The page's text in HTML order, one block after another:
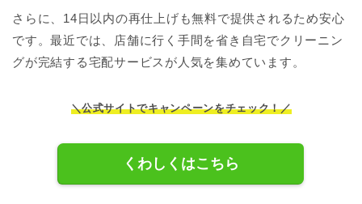
さらに、14日以内の再仕上げも無料で提供されるため安心
です。最近では、店舗に行く手間を省き自宅でクリーニン
グが完結する宅配サービスが人気を集めています。
＼公式サイトでキャンペーンをチェック！／
くわしくはこちら